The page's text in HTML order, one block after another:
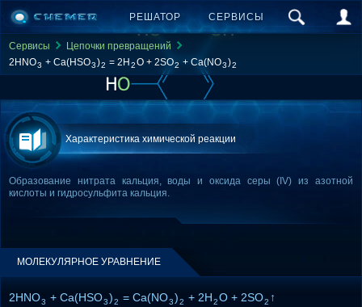
РЕШАТОР СЕРВИСЫ
Сервисы
Цепочки превращений
2HNO3 + Ca(HSO3)2 = 2H 2O + 2SO2 + Ca(NO3)2
Характеристика химической реакции
Образование нитрата кальция, воды и оксида серы (IV) из азотной
кислоты и гидросульфита кальция.
МОЛЕКУЛЯРНОЕ УРАВНЕНИЕ
2HNO3 + Ca(HSO3)2 = Ca(NO3)2 + 2H2O + 2SO2 ↑